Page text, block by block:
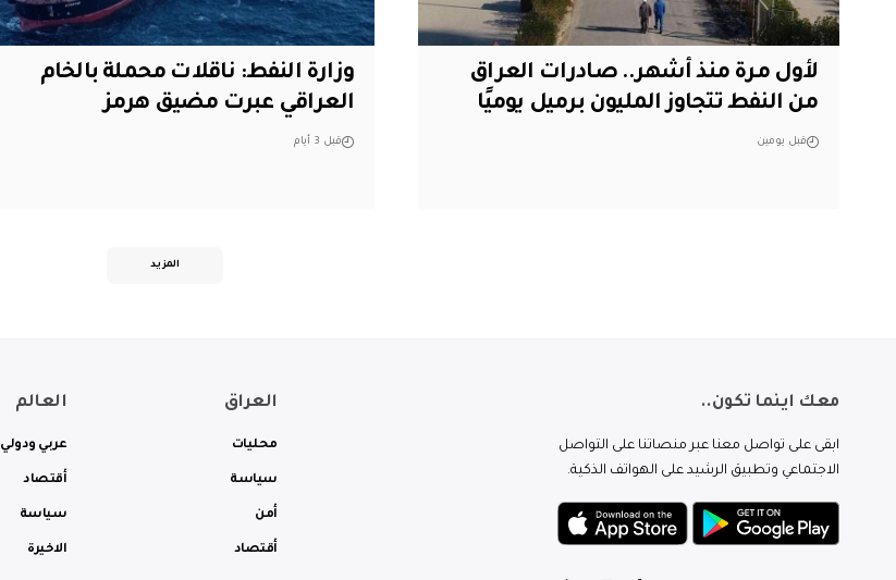
لأول مرة منذ أشهر.. صادرات العراق
من النفط تتجاوز المليون برميل يوميًا
قبل يومين
وزارة النفط: ناقلات محملة بالخام
العراقي عبرت مضيق هرمز
قبل 3 أيام
المزيد
معك اينما تكون..
ابقى على تواصل معنا عبر منصاتنا على التواصل
الاجتماعي وتطبيق الرشيد على الهواتف الذكية.
العراق
محليات
سياسة
أمن
أقتصاد
العالم
عربي ودولي
أقتصاد
سياسة
الاخيرة